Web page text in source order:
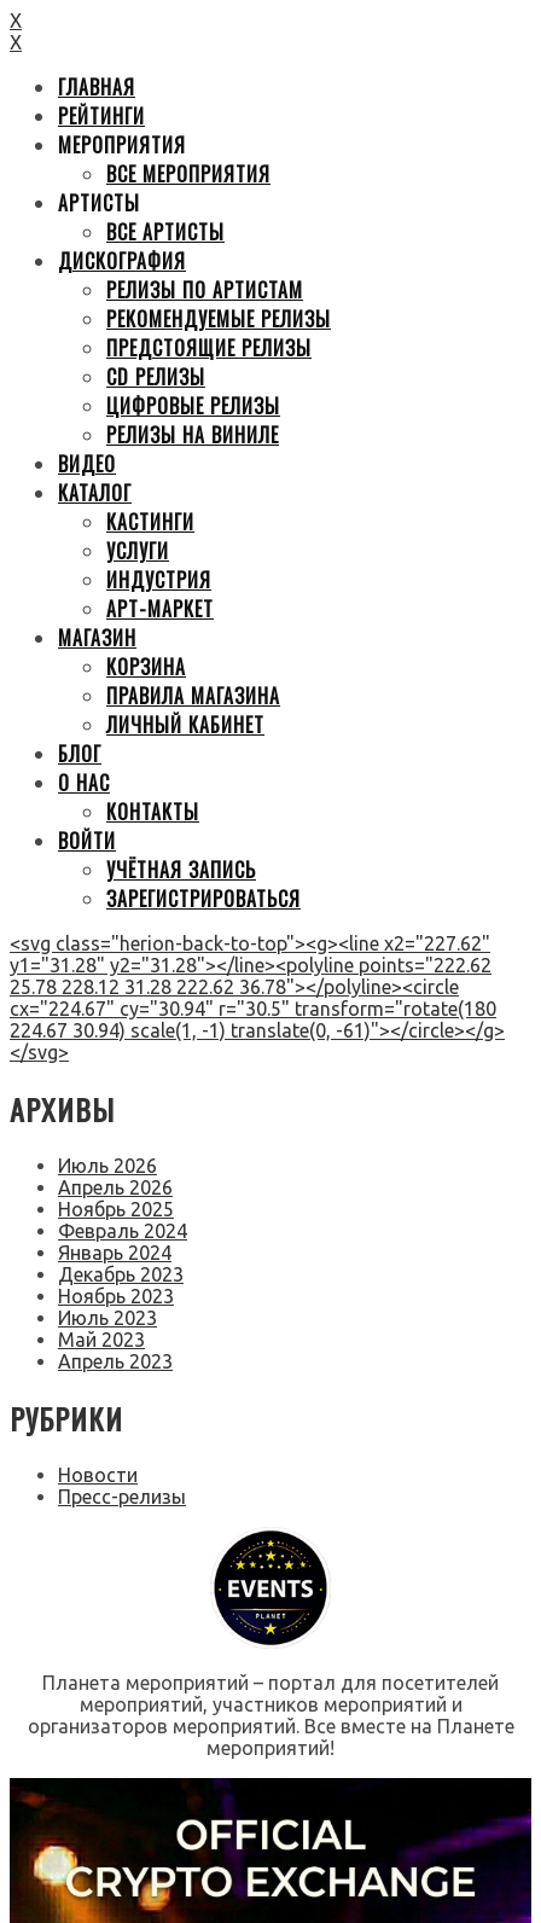
X
X
ГЛАВНАЯ
РЕЙТИНГИ
МЕРОПРИЯТИЯ
ВСЕ МЕРОПРИЯТИЯ
АРТИСТЫ
ВСЕ АРТИСТЫ
ДИСКОГРАФИЯ
РЕЛИЗЫ ПО АРТИСТАМ
РЕКОМЕНДУЕМЫЕ РЕЛИЗЫ
ПРЕДСТОЯЩИЕ РЕЛИЗЫ
CD РЕЛИЗЫ
ЦИФРОВЫЕ РЕЛИЗЫ
РЕЛИЗЫ НА ВИНИЛЕ
ВИДЕО
КАТАЛОГ
КАСТИНГИ
УСЛУГИ
ИНДУСТРИЯ
АРТ-МАРКЕТ
МАГАЗИН
КОРЗИНА
ПРАВИЛА МАГАЗИНА
ЛИЧНЫЙ КАБИНЕТ
БЛОГ
О НАС
КОНТАКТЫ
ВОЙТИ
УЧЁТНАЯ ЗАПИСЬ
ЗАРЕГИСТРИРОВАТЬСЯ
<svg class="herion-back-to-top"><g><line x2="227.62"
y1="31.28" y2="31.28"></line><polyline points="222.62
25.78 228.12 31.28 222.62 36.78"></polyline><circle
cx="224.67" cy="30.94" r="30.5" transform="rotate(180
224.67 30.94) scale(1, -1) translate(0, -61)"></circle></g>
</svg>
АРХИВЫ
Июль 2026
Апрель 2026
Ноябрь 2025
Февраль 2024
Январь 2024
Декабрь 2023
Ноябрь 2023
Июль 2023
Май 2023
Апрель 2023
РУБРИКИ
Новости
Пресс-релизы
Планета мероприятий – портал для посетителей
мероприятий, участников мероприятий и
организаторов мероприятий. Все вместе на Планете
мероприятий!